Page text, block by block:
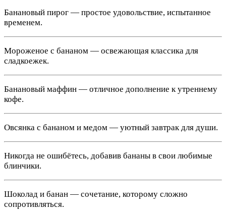
Банановый пирог — простое удовольствие, испытанное
временем.
Мороженое с бананом — освежающая классика для
сладкоежек.
Банановый маффин — отличное дополнение к утреннему
кофе.
Овсянка с бананом и медом — уютный завтрак для души.
Никогда не ошибётесь, добавив бананы в свои любимые
блинчики.
Шоколад и банан — сочетание, которому сложно
сопротивляться.